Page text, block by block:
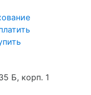
Б, корп. 1